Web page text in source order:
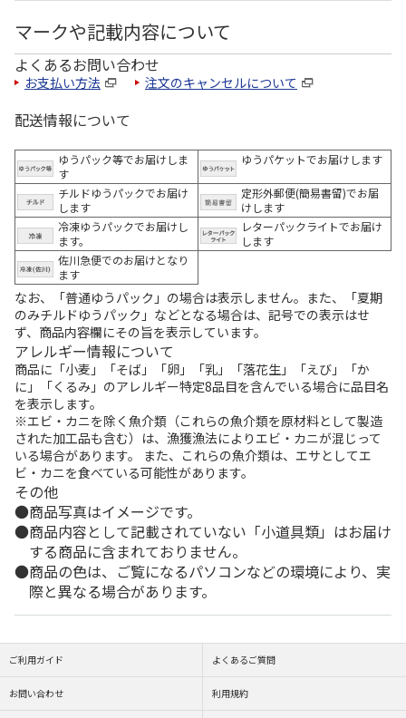
マークや記載内容について
よくあるお問い合わせ
お支払い方法 注文のキャンセルについて
配送情報について
ゆうパック等でお届けしま
す
ゆうパケットでお届けします
チルドゆうパックでお届け
します
定形外郵便(簡易書留)でお届
けします
冷凍ゆうパックでお届けし
ます。
レターパックライトでお届け
します
佐川急便でのお届けとなり
ます
なお、「普通ゆうパック」の場合は表示しません。また、「夏期
のみチルドゆうパック」などとなる場合は、記号での表示はせ
ず、商品内容欄にその旨を表示しています。
アレルギー情報について
商品に「小麦」「そば」「卵」「乳」「落花生」「えび」「か
に」「くるみ」のアレルギー特定8品目を含んでいる場合に品目名
を表示します。
※エビ・カニを除く魚介類（これらの魚介類を原材料として製造
された加工品も含む）は、漁獲漁法によりエビ・カニが混じって
いる場合があります。 また、これらの魚介類は、エサとしてエ
ビ・カニを食べている可能性があります。
その他
商品写真はイメージです。
商品内容として記載されていない「小道具類」はお届け
する商品に含まれておりません。
商品の色は、ご覧になるパソコンなどの環境により、実
際と異なる場合があります。
ご利用ガイド よくあるご質問
お問い合わせ 利用規約